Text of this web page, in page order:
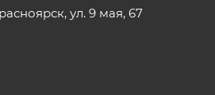
ул. 9 мая, 67